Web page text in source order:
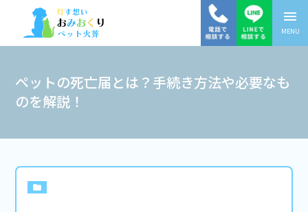
menu
MENU
ペットの死亡届とは？手続き方法や必要なも
のを解説！
folder